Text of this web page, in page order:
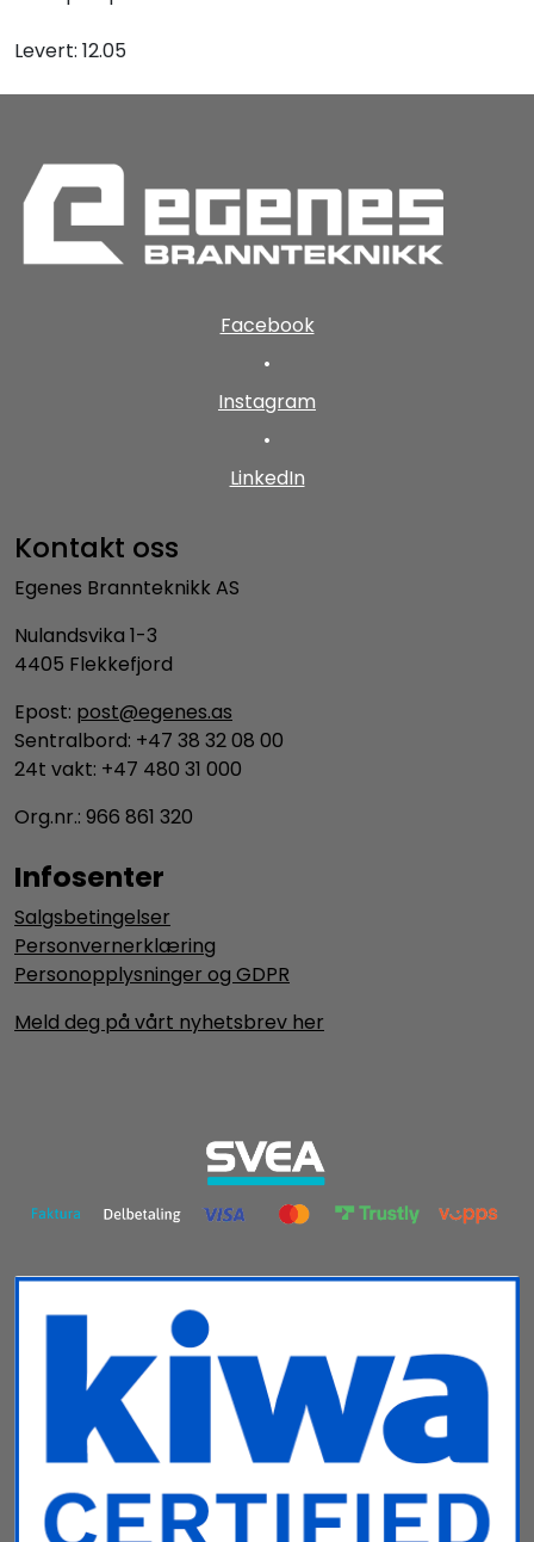
Levert: 12.05
Facebook
•
Instagram
•
LinkedIn
Kontakt oss
Egenes Brannteknikk AS
Nulandsvika 1-3
4405 Flekkefjord
Epost: post@egenes.as
Sentralbord: +47 38 32 08 00
24t vakt: +47 480 31 000
Org.nr.: 966 861 320
Infosenter
Salgsbetingelser
Personvernerklæring
Personopplysninger og GDPR
Meld deg på vårt nyhetsbrev her